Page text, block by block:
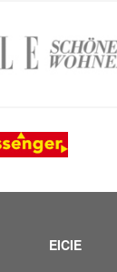
EICIE